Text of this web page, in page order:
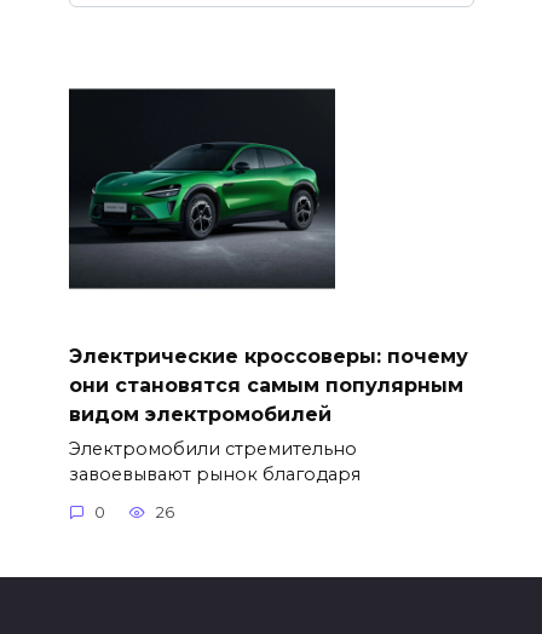
Электрические кроссоверы: почему
они становятся самым популярным
видом электромобилей
Электромобили стремительно
завоевывают рынок благодаря
0 26